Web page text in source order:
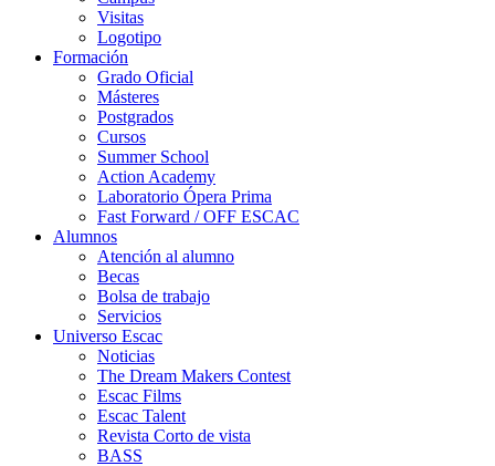
Visitas
Logotipo
Formación
Grado Oficial
Másteres
Postgrados
Cursos
Summer School
Action Academy
Laboratorio Ópera Prima
Fast Forward / OFF ESCAC
Alumnos
Atención al alumno
Becas
Bolsa de trabajo
Servicios
Universo Escac
Noticias
The Dream Makers Contest
Escac Films
Escac Talent
Revista Corto de vista
BASS